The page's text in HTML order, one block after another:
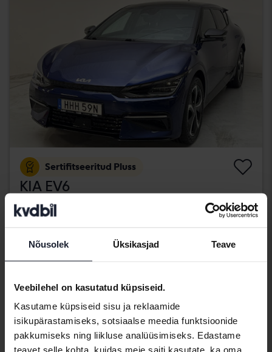
Nõusolek Üksikasjad Teave
Veebilehel on kasutatud küpsiseid.
Kasutame küpsiseid sisu ja reklaamide
isikupärastamiseks, sotsiaalse meedia funktsioonide
pakkumiseks ning liikluse analüüsimiseks. Edastame
teavet selle kohta, kuidas meie saiti kasutate, ka oma
Sertifitseeritud Pluss
KIA EV6
AWD
2022
30 700 km
Osta otse 406 900 SEK
Koos rahastamisega
kolmapäev